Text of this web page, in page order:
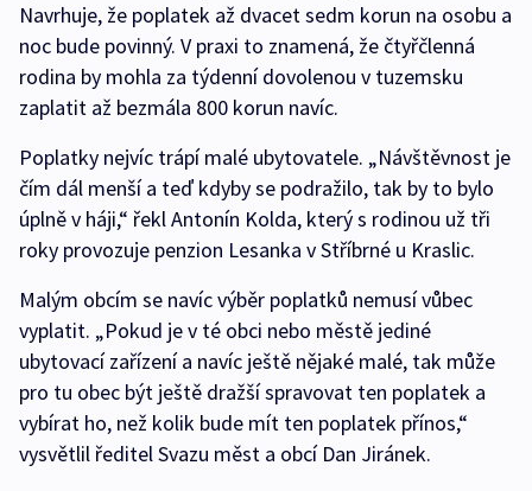
Navrhuje, že poplatek až dvacet sedm korun na osobu a
noc bude povinný. V praxi to znamená, že čtyřčlenná
rodina by mohla za týdenní dovolenou v tuzemsku
zaplatit až bezmála 800 korun navíc.
Poplatky nejvíc trápí malé ubytovatele. „Návštěvnost je
čím dál menší a teď kdyby se podražilo, tak by to bylo
úplně v háji,“ řekl Antonín Kolda, který s rodinou už tři
roky provozuje penzion Lesanka v Stříbrné u Kraslic.
Malým obcím se navíc výběr poplatků nemusí vůbec
vyplatit. „Pokud je v té obci nebo městě jediné
ubytovací zařízení a navíc ještě nějaké malé, tak může
pro tu obec být ještě dražší spravovat ten poplatek a
vybírat ho, než kolik bude mít ten poplatek přínos,“
vysvětlil ředitel Svazu měst a obcí Dan Jiránek.